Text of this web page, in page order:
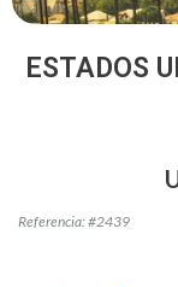
ESTADOS
Referencia: #2439